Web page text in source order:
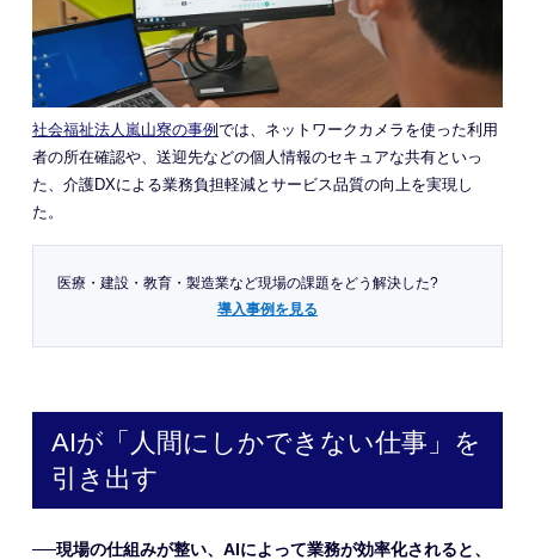
社会福祉法人嵐山寮の事例 では、ネットワークカメラを使った利用
者の所在確認や、送迎先などの個人情報のセキュアな共有といっ
た、介護DXによる業務負担軽減とサービス品質の向上を実現し
た。
医療・建設・教育・製造業など現場の課題をどう解決した?
導入事例を見る
AIが「人間にしかできない仕事」を
引き出す
──現場の仕組みが整い、AIによって業務が効率化されると、